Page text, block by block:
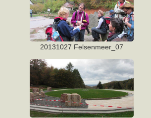
20131027 Felsenmeer_07